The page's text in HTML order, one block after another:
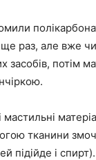
ще раз, але вже
засобів, потім
тканини
підійде і